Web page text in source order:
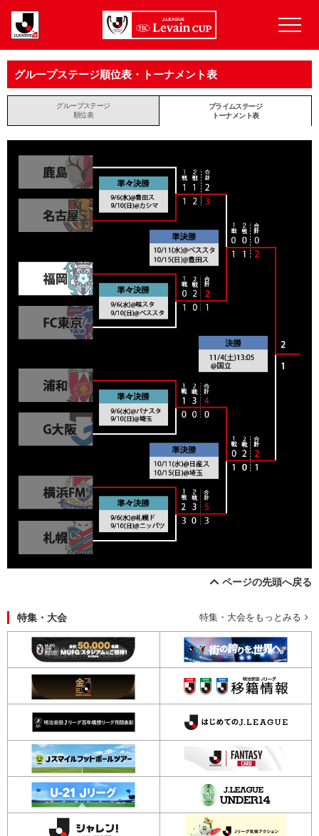
グループステージ順位表・トーナメント表
グループステージ
順位表
プライムステージ
トーナメント表
ページの先頭へ戻る
特集・大会 特集・大会をもっとみる